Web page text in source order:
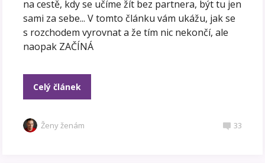
na cestě, kdy se učíme žít bez partnera, být tu jen
sami za sebe... V tomto článku vám ukážu, jak se
s rozchodem vyrovnat a že tím nic nekončí, ale
naopak ZAČÍNÁ
Celý článek
Ženy ženám 33